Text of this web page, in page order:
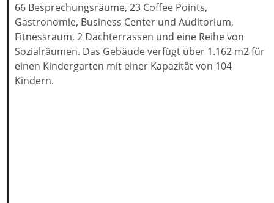
66 Besprechungsräume, 23 Coffee Points,
Gastronomie, Business Center und Auditorium,
Fitnessraum, 2 Dachterrassen und eine Reihe von
Sozialräumen. Das Gebäude verfügt über 1.162 m2 für
einen Kindergarten mit einer Kapazität von 104
Kindern.